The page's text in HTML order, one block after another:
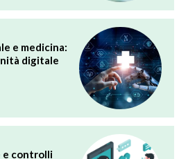
e medicina:
digitale
e controlli